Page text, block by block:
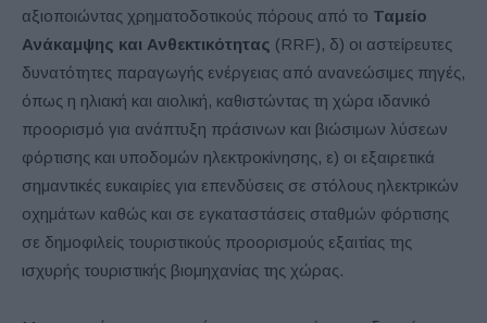
αξιοποιώντας χρηματοδοτικούς πόρους από το Ταμείο
Ανάκαμψης και Ανθεκτικότητας (RRF), δ) οι αστείρευτες
δυνατότητες παραγωγής ενέργειας από ανανεώσιμες πηγές,
όπως η ηλιακή και αιολική, καθιστώντας τη χώρα ιδανικό
προορισμό για ανάπτυξη πράσινων και βιώσιμων λύσεων
φόρτισης και υποδομών ηλεκτροκίνησης, ε) οι εξαιρετικά
σημαντικές ευκαιρίες για επενδύσεις σε στόλους ηλεκτρικών
οχημάτων καθώς και σε εγκαταστάσεις σταθμών φόρτισης
σε δημοφιλείς τουριστικούς προορισμούς εξαιτίας της
ισχυρής τουριστικής βιομηχανίας της χώρας.